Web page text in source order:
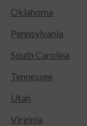
Oklahoma
Pennsylvania
South Carolina
Tennessee
Utah
Virginia